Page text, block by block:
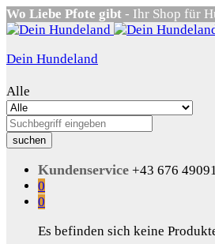
Wo Liebe Pfote gibt - Ihr Shop für
Dein Hundeland
Alle
suchen
Kundenservice +43 676
0
0
Es befinden sich keine